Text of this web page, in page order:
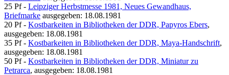
25 Pf - Leipziger Herbstmesse 1981, Neues Gewandhaus,
Briefmarke ausgegeben: 18.08.1981
20 Pf - Kostbarkeiten in Bibliotheken der DDR, Papyros Ebers,
ausgegeben: 18.08.1981
35 Pf - Kostbarkeiten in Bibliotheken der DDR, Maya-Handschrift,
ausgegeben: 18.08.1981
50 Pf - Kostbarkeiten in Bibliotheken der DDR, Miniatur zu
Petrarca, ausgegeben: 18.08.1981